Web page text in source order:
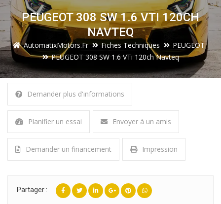
PEUGEOT 308 SW 1.6 VTI 120CH
NAVTEQ
AutomatixMotors.fr Fiches Techniques
PEUGEOT
PEUGEOT 308 SW 1.6 VTi 120ch Navteq
Demander plus d'informations
Planifier un essai Envoyer à un amis
Demander un financement Impression
Partager :